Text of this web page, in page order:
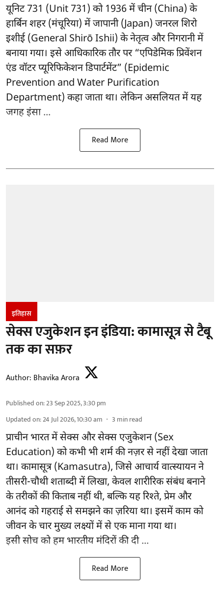
यूनिट 731 (Unit 731) को 1936 में चीन (China) के
हार्बिन शहर (मंचूरिया) में जापानी (Japan) जनरल शिरो
इशीई (General Shirō Ishii) के नेतृत्व और निगरानी में
बनाया गया। इसे आधिकारिक तौर पर “एपिडेमिक प्रिवेंशन
एंड वॉटर प्यूरिफिकेशन डिपार्टमेंट” (Epidemic
Prevention and Water Purification
Department) कहा जाता था। लेकिन असलियत में यह
जगह इंसा ...
Read More
इतिहास
सेक्स एजुकेशन इन इंडिया: कामासूत्र से टैबू
तक का सफ़र
Author: Bhavika Arora
Published on:23 Sep 2025, 3:30 pm
Updated on:24 Jul 2026, 10:30 am 3 min read
प्राचीन भारत में सेक्स और सेक्स एजुकेशन (Sex
Education) को कभी भी शर्म की नज़र से नहीं देखा जाता
था। कामासूत्र (Kamasutra), जिसे आचार्य वात्स्यायन ने
तीसरी-चौथी शताब्दी में लिखा, केवल शारीरिक संबंध बनाने
के तरीकों की किताब नहीं थी, बल्कि यह रिश्ते, प्रेम और
आनंद को गहराई से समझने का ज़रिया था। इसमें काम को
जीवन के चार मुख्य लक्ष्यों में से एक माना गया था।
इसी सोच को हम भारतीय मंदिरों की दी ...
Read More